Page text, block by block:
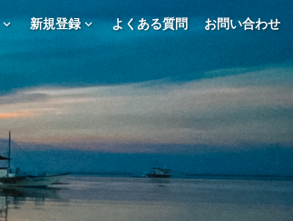
新規登録 よくある質問 お問い合わせ